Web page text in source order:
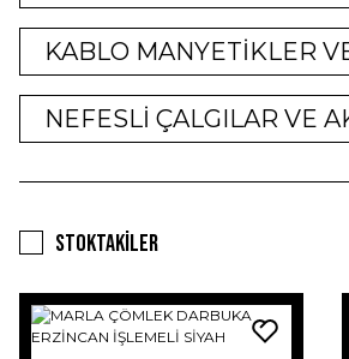
KABLO MANYETİKLER
NEFESLİ ÇALGILAR VE
Stoktakiler